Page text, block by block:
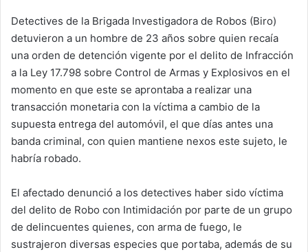
Detectives de la Brigada Investigadora de Robos (Biro)
detuvieron a un hombre de 23 años sobre quien recaía
una orden de detención vigente por el delito de Infracción
a la Ley 17.798 sobre Control de Armas y Explosivos en el
momento en que este se aprontaba a realizar una
transacción monetaria con la víctima a cambio de la
supuesta entrega del automóvil, el que días antes una
banda criminal, con quien mantiene nexos este sujeto, le
habría robado.
El afectado denunció a los detectives haber sido víctima
del delito de Robo con Intimidación por parte de un grupo
de delincuentes quienes, con arma de fuego, le
sustrajeron diversas especies que portaba, además de su